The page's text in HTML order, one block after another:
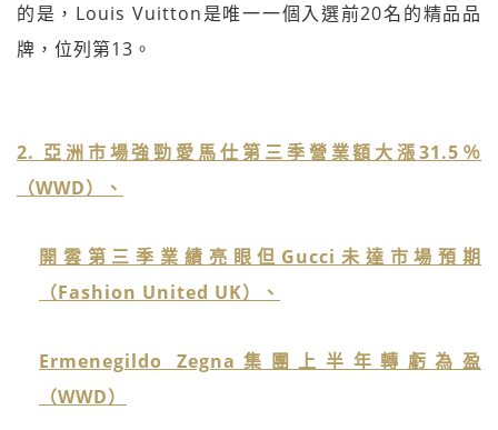
的是，Louis Vuitton是唯一一個入選前20名的精品品
牌，位列第13。
2. 亞洲市場強勁愛馬仕第三季營業額大漲31.5％
（WWD）、
開雲第三季業績亮眼但Gucci未達市場預期
（Fashion United UK）、
Ermenegildo Zegna集團上半年轉虧為盈
（WWD）